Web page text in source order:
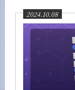
2024.10.08